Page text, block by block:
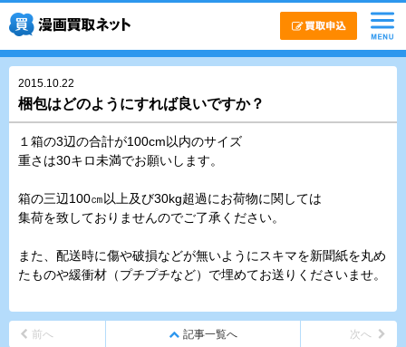
2015.10.22
梱包はどのようにすれば良いですか？
１箱の3辺の合計が100cm以内のサイズ
重さは30キロ未満でお願いします。
箱の三辺100㎝以上及び30kg超過にお荷物に関しては
集荷を致しておりませんのでご了承ください。
また、配送時に傷や破損などが無いようにスキマを新聞紙を丸め
たものや緩衝材（プチプチなど）で埋めてお送りくださいませ。
前へ 記事一覧へ 次へ